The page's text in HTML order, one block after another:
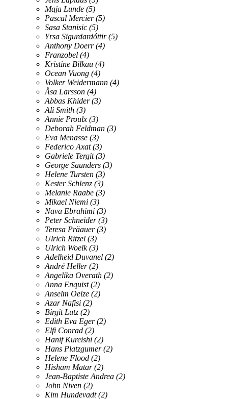
Maja Lunde (5)
Pascal Mercier (5)
Sasa Stanisic (5)
Yrsa Sigurdardóttir (5)
Anthony Doerr (4)
Franzobel (4)
Kristine Bilkau (4)
Ocean Vuong (4)
Volker Weidermann (4)
Åsa Larsson (4)
Abbas Khider (3)
Ali Smith (3)
Annie Proulx (3)
Deborah Feldman (3)
Eva Menasse (3)
Federico Axat (3)
Gabriele Tergit (3)
George Saunders (3)
Helene Tursten (3)
Kester Schlenz (3)
Melanie Raabe (3)
Mikael Niemi (3)
Nava Ebrahimi (3)
Peter Schneider (3)
Teresa Präauer (3)
Ulrich Ritzel (3)
Ulrich Woelk (3)
Adelheid Duvanel (2)
André Heller (2)
Angelika Overath (2)
Anna Enquist (2)
Anselm Oelze (2)
Azar Nafisi (2)
Birgit Lutz (2)
Edith Eva Eger (2)
Elfi Conrad (2)
Hanif Kureishi (2)
Hans Platzgumer (2)
Helene Flood (2)
Hisham Matar (2)
Jean-Baptiste Andrea (2)
John Niven (2)
Kim Hundevadt (2)